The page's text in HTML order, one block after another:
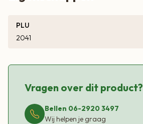
PLU
2041
Vragen over dit product?
Bellen 06-2920 3497
Wij helpen je graag